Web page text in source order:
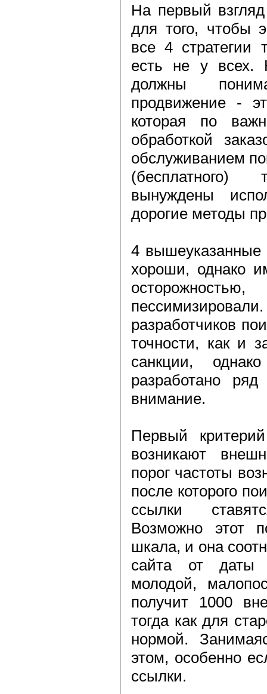
На первый
для того, чтобы
все 4 стратегии
есть не у всех.
должны
продвижение -
которая по
обработкой
обслуживанием
вынуждены
дорогие методы
4 вышеуказанные
хороши, однако
разработчиков
точности, как и
санкции,
разработано
внимание.
Первый
возникают
порог частоты
после которого
ссылки
Возможно этот
шкала, и она
сайта от даты
молодой,
получит 1000
тогда как для
нормой.
этом, особенно
ссылки.